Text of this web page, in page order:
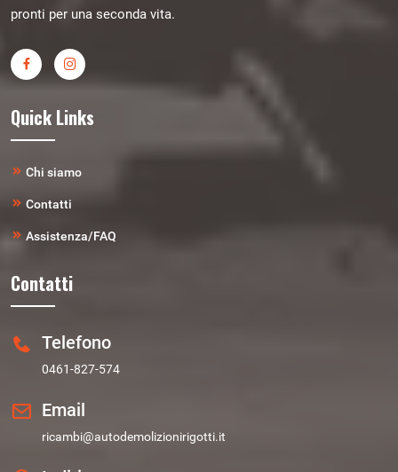
pronti per una seconda vita.
Quick Links
Chi siamo
Contatti
Assistenza/FAQ
Contatti
Telefono
0461-827-574
Email
ricambi@autodemolizionirigotti.it